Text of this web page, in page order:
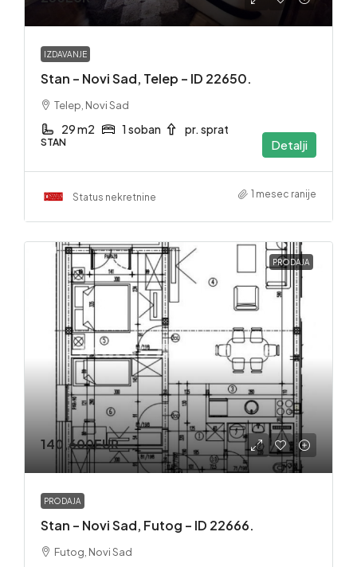
IZDAVANJE
Stan – Novi Sad, Telep – ID 22650.
Telep, Novi Sad
29 m2 1 soban pr. sprat
STAN Detalji
Status nekretnine 1 mesec ranije
PRODAJA
140,600EUR
PRODAJA
Stan – Novi Sad, Futog – ID 22666.
Futog, Novi Sad